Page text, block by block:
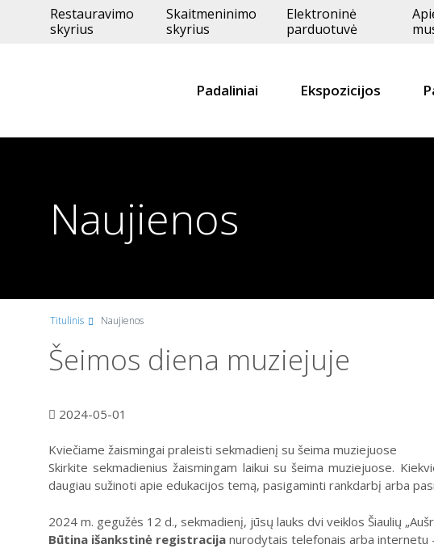
Restauravimo
skyrius
Skaitmeninimo
skyrius
Elektroninė
parduotuvė
Padaliniai Ekspozicijos
Naujienos
Titulinis Naujienos
Šeimos diena muziejuje
2024-05-01
Kviečiame žaismingai praleisti sekmadienį su šeima muziejuose
Skirkite sekmadienius žaismingam laikui su šeima muziejuose.
daugiau sužinoti apie edukacijos temą, pasigaminti rankdarbį arba
2024 m. gegužės 12 d., sekmadienį, jūsų lauks dvi veiklos Šiaulių
Būtina išankstinė registracija nurodytais telefonais arba